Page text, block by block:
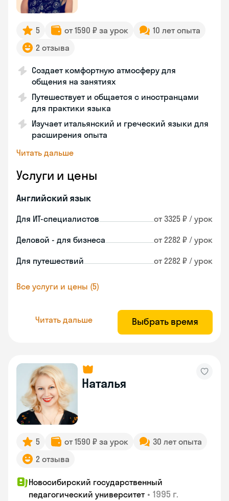
5 от 1590 ₽ за урок
10 лет опыта
2 отзыва
Создает комфортную атмосферу для
общения на занятиях
Путешествует и общается с иностранцами
для практики языка
Изучает итальянский и греческий языки для
расширения опыта
Читать дальше
Услуги и цены
Английский язык
Для ИТ-специалистов от 3325 ₽ / урок
Деловой - для бизнеса от 2282 ₽ / урок
Для путешествий от 2282 ₽ / урок
Все услуги и цены (5)
Читать дальше Выбрать время
Наталья
5 от 1590 ₽ за урок
30 лет опыта
2 отзыва
Новосибирский государственный
педагогический университет • 1995 г.